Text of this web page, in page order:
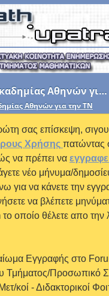
Εκδήλωση Ακαδημίας Αθηνών για την ΤΝ
Αθηνών για την ΤΝ
σας επίσκεψη,
Χρήσης πατώντας
να πρέπει να
νέο μήνυμα/
για να κάνετε την
να βλέπετε
το οποίο θέλετε απο την
Εγγραφής στο
Τμήματος/Προσωπικό
κοί - Διδακτορικοί